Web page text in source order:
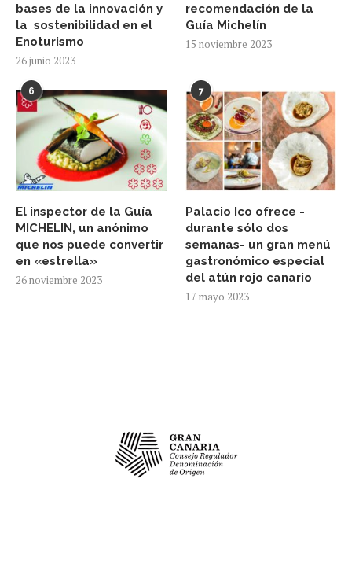
bases de la innovación y
la sostenibilidad en el
Enoturismo
26 junio 2023
recomendación de la
Guía Michelín
15 noviembre 2023
6
El inspector de la Guía
MICHELIN, un anónimo
que nos puede convertir
en «estrella»
26 noviembre 2023
7
Palacio Ico ofrece -
durante sólo dos
semanas- un gran menú
gastronómico especial
del atún rojo canario
17 mayo 2023